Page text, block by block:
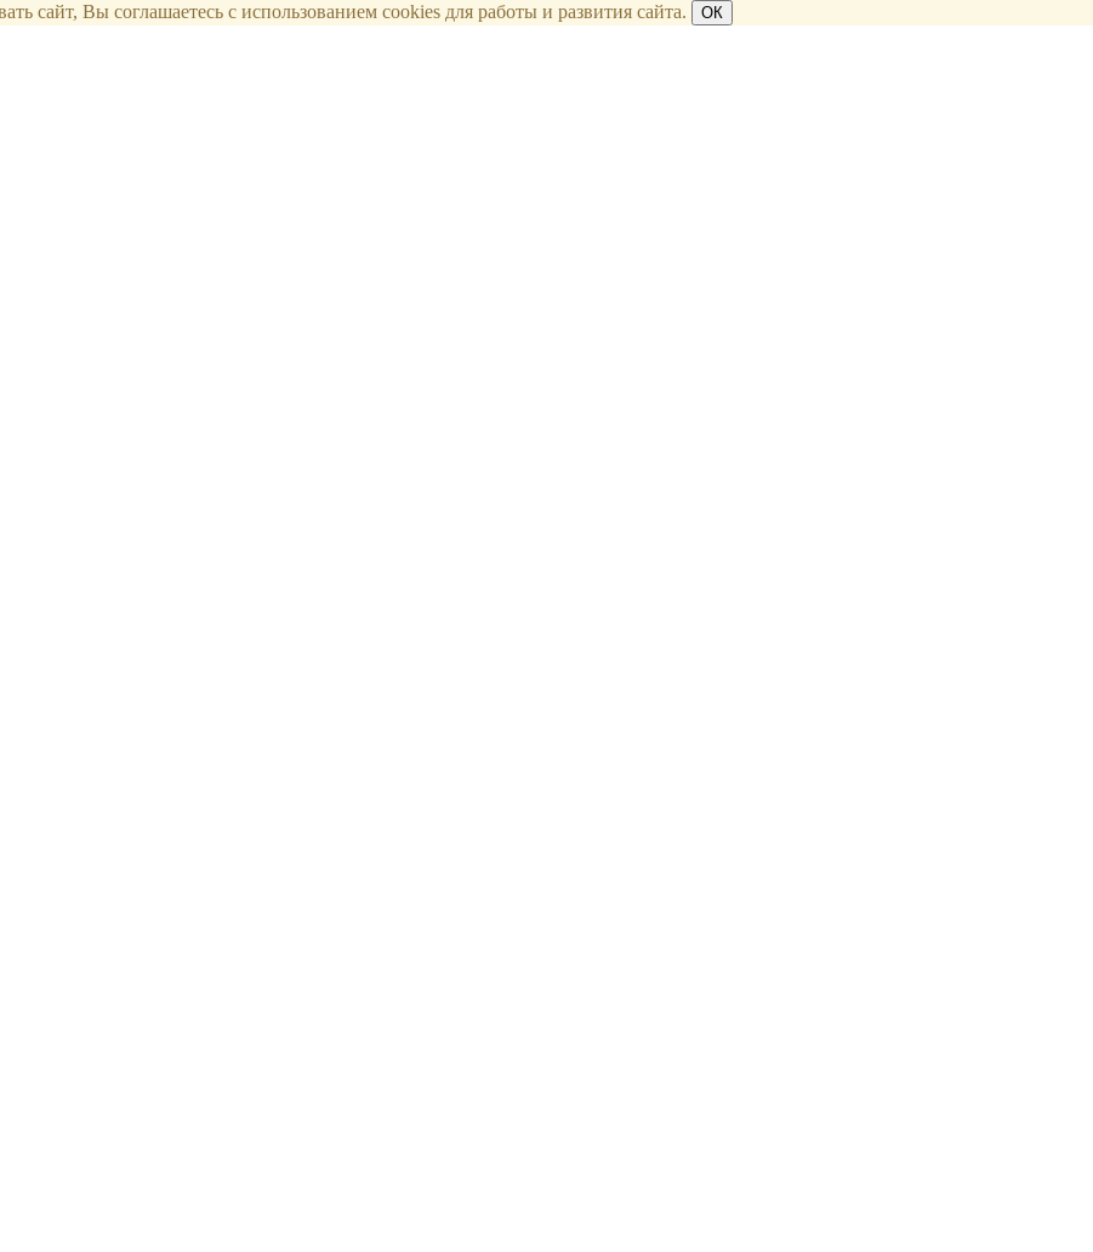
сайт, Вы соглашаетесь с использованием cookies для работы и развития сайта. ОК